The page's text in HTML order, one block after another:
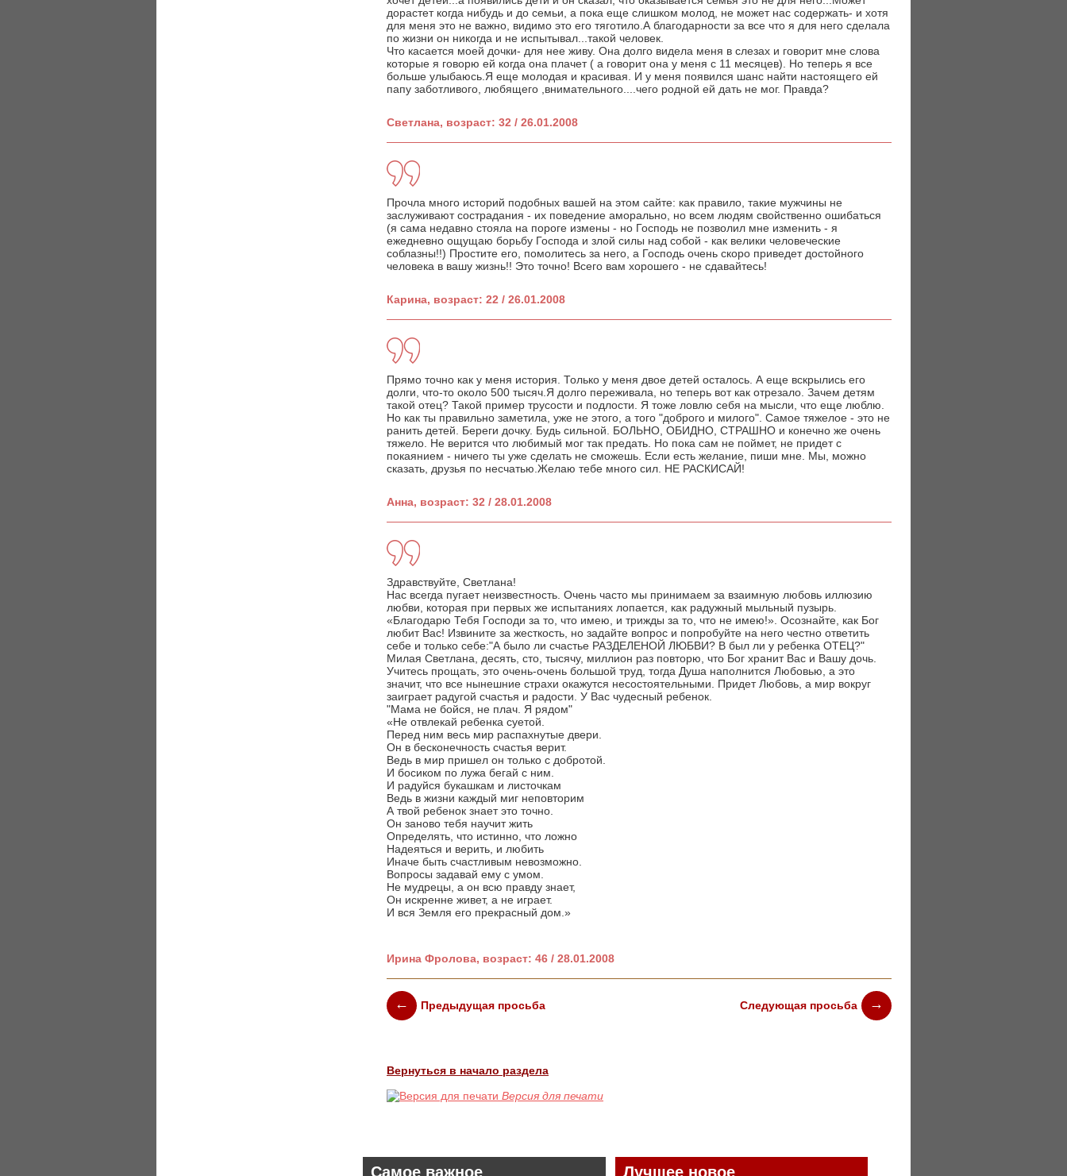
дорастет когда нибудь и до семьи, а пока еще слишком молод, не может нас содержать- и хотя
для меня это не важно, видимо это его тяготило.А благодарности за все что я для него сделала
по жизни он никогда и не испытывал...такой человек.
Что касается моей дочки- для нее живу. Она долго видела меня в слезах и говорит мне слова
которые я говорю ей когда она плачет ( а говорит она у меня с 11 месяцев). Но теперь я все
больше улыбаюсь.Я еще молодая и красивая. И у меня появился шанс найти настоящего ей
папу заботливого, любящего ,внимательного....чего родной ей дать не мог. Правда?
Светлана, возраст: 32 / 26.01.2008
Прочла много историй подобных вашей на этом сайте: как правило, такие мужчины не
заслуживают сострадания - их поведение аморально, но всем людям свойственно ошибаться
(я сама недавно стояла на пороге измены - но Господь не позволил мне изменить - я
ежедневно ощущаю борьбу Господа и злой силы над собой - как велики человеческие
соблазны!!) Простите его, помолитесь за него, а Господь очень скоро приведет достойного
человека в вашу жизнь!! Это точно! Всего вам хорошего - не сдавайтесь!
Карина, возраст: 22 / 26.01.2008
Прямо точно как у меня история. Только у меня двое детей осталось. А еще вскрылись его
долги, что-то около 500 тысяч.Я долго переживала, но теперь вот как отрезало. Зачем детям
такой отец? Такой пример трусости и подлости. Я тоже ловлю себя на мысли, что еще люблю.
Но как ты правильно заметила, уже не этого, а того "доброго и милого". Самое тяжелое - это не
ранить детей. Береги дочку. Будь сильной. БОЛЬНО, ОБИДНО, СТРАШНО и конечно же очень
тяжело. Не верится что любимый мог так предать. Но пока сам не поймет, не придет с
покаянием - ничего ты уже сделать не сможешь. Если есть желание, пиши мне. Мы, можно
сказать, друзья по несчатью.Желаю тебе много сил. НЕ РАСКИСАЙ!
Анна, возраст: 32 / 28.01.2008
Здравствуйте, Светлана!
Нас всегда пугает неизвестность. Очень часто мы принимаем за взаимную любовь иллюзию
любви, которая при первых же испытаниях лопается, как радужный мыльный пузырь.
«Благодарю Тебя Господи за то, что имею, и трижды за то, что не имею!». Осознайте, как Бог
любит Вас! Извините за жесткость, но задайте вопрос и попробуйте на него честно ответить
себе и только себе:"А было ли счастье РАЗДЕЛЕНОЙ ЛЮБВИ? В был ли у ребенка ОТЕЦ?"
Милая Светлана, десять, сто, тысячу, миллион раз повторю, что Бог хранит Вас и Вашу дочь.
Учитесь прощать, это очень-очень большой труд, тогда Душа наполнится Любовью, а это
значит, что все нынешние страхи окажутся несостоятельными. Придет Любовь, а мир вокруг
заиграет радугой счастья и радости. У Вас чудесный ребенок.
"Мама не бойся, не плач. Я рядом"
«Не отвлекай ребенка суетой.
Перед ним весь мир распахнутые двери.
Он в бесконечность счастья верит.
Ведь в мир пришел он только с добротой.
И босиком по лужа бегай с ним.
И радуйся букашкам и листочкам
Ведь в жизни каждый миг неповторим
А твой ребенок знает это точно.
Он заново тебя научит жить
Определять, что истинно, что ложно
Надеяться и верить, и любить
Иначе быть счастливым невозможно.
Вопросы задавай ему с умом.
Не мудрецы, а он всю правду знает,
Он искренне живет, а не играет.
И вся Земля его прекрасный дом.»
Ирина Фролова, возраст: 46 / 28.01.2008
Предыдущая просьба Следующая просьба
Вернуться в начало раздела
Версия для печати
Самое важное Лучшее новое